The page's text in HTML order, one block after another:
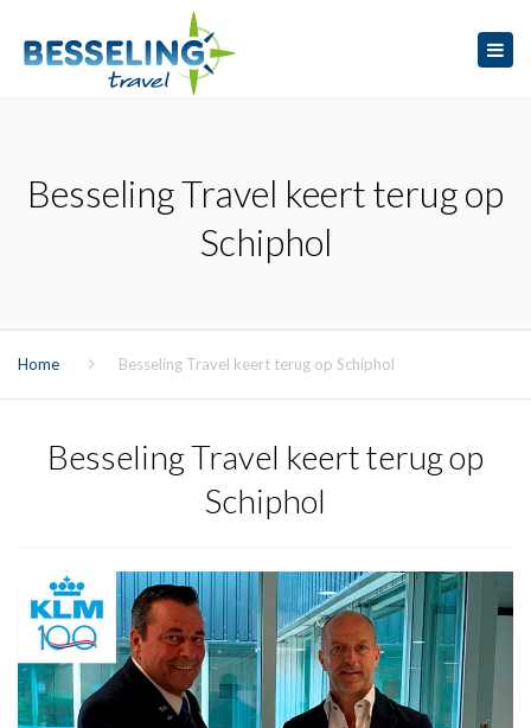
Besseling Travel keert terug op
Schiphol
Home Besseling Travel keert terug op Schiphol
Besseling Travel keert terug op
Schiphol